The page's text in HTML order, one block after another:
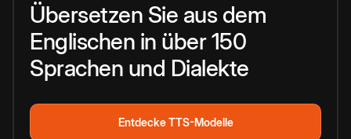
Übersetzen Sie aus dem
Englischen in über 150
Sprachen und Dialekte
Entdecke TTS-Modelle